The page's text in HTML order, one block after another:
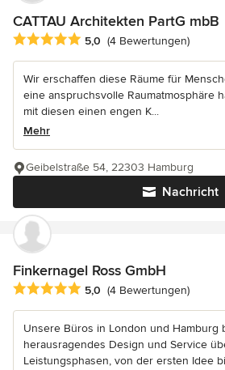
CATTAU Architekten PartG mbB
Durchschnittliche Bewertung: 5 von 5
5,0 (4 Bewertungen)
Wir erschaffen diese Räume für
eine anspruchsvolle Raumatmosphäre
mit diesen einen engen K...
Mehr
Nachricht
Geibelstraße 54, 22303 Hamburg
Finkernagel Ross GmbH
Durchschnittliche Bewertung: 5 von 5
5,0 (4 Bewertungen)
Unsere Büros in London und Hamburg
herausragendes Design und Service
Leistungsphasen, von der ersten Idee